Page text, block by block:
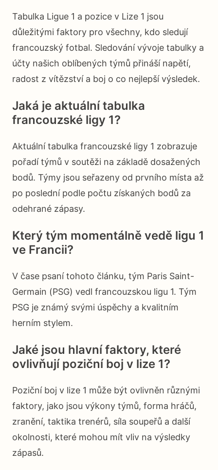
Tabulka Ligue 1 a pozice v Lize 1 jsou
důležitými faktory pro všechny, kdo sledují
francouzský fotbal. Sledování vývoje tabulky a
účty našich oblíbených týmů přináší napětí,
radost z vítězství a boj o co nejlepší výsledek.
Jaká je aktuální tabulka
francouzské ligy 1?
Aktuální tabulka francouzské ligy 1 zobrazuje
pořadí týmů v soutěži na základě dosažených
bodů. Týmy jsou seřazeny od prvního místa až
po poslední podle počtu získaných bodů za
odehrané zápasy.
Který tým momentálně vedě ligu 1
ve Francii?
V čase psaní tohoto článku, tým Paris Saint-
Germain (PSG) vedl francouzskou ligu 1. Tým
PSG je známý svými úspěchy a kvalitním
herním stylem.
Jaké jsou hlavní faktory, které
ovlivňují poziční boj v lize 1?
Poziční boj v lize 1 může být ovlivněn různými
faktory, jako jsou výkony týmů, forma hráčů,
zranění, taktika trenérů, síla soupeřů a další
okolnosti, které mohou mít vliv na výsledky
zápasů.